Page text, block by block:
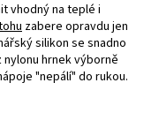
vhodný na teplé i
zabere opravdu jen
silikon se snadno
hrnek výborně
"nepálí" do rukou.